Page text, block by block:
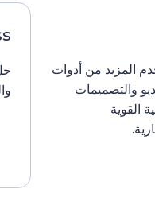
من أدوات
والتصميمات
حل